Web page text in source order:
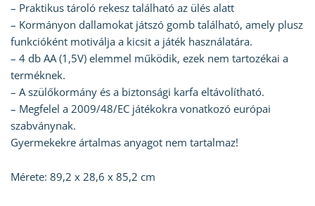
– Praktikus tároló rekesz található az ülés alatt
– Kormányon dallamokat játszó gomb található, amely plusz
funkcióként motiválja a kicsit a játék használatára.
– 4 db AA (1,5V) elemmel működik, ezek nem tartozékai a
terméknek.
– A szülőkormány és a biztonsági karfa eltávolítható.
– Megfelel a 2009/48/EC játékokra vonatkozó európai
szabványnak.
Gyermekekre ártalmas anyagot nem tartalmaz!
Mérete: 89,2 x 28,6 x 85,2 cm